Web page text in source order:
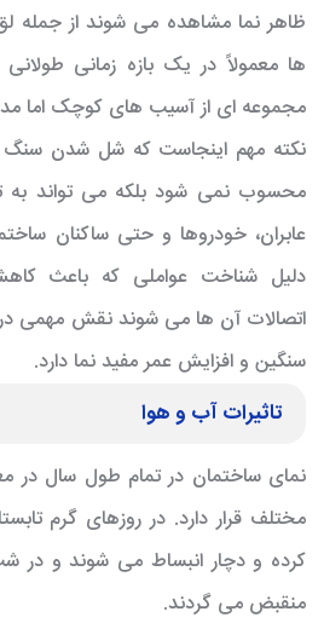
ظاهر نما مشاهده می شوند از
ها معمولاً در یک بازه زمانی
مجموعه ای از آسیب های کوچک اما
نکته مهم اینجاست که شل شدن سنگ
محسوب نمی شود بلکه می تواند به
عابران، خودروها و حتی ساکنان
دلیل شناخت عواملی که باعث
اتصالات آن ها می شوند نقش مهمی
سنگین و افزایش عمر مفید نما دارد.
تاثیرات آب و هوا
نمای ساختمان در تمام طول سال
مختلف قرار دارد. در روزهای گرم
کرده و دچار انبساط می شوند و در
منقبض می گردند.